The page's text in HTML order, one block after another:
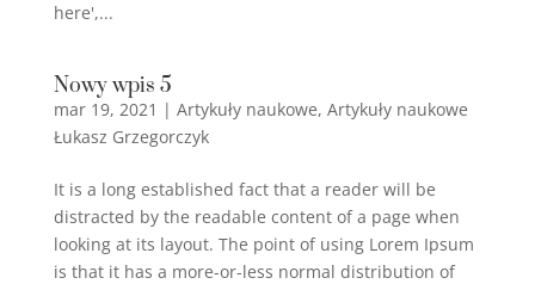
here',...
Nowy wpis 5
mar 19, 2021 | Artykuły naukowe, Artykuły naukowe
Łukasz Grzegorczyk
It is a long established fact that a reader will be
distracted by the readable content of a page when
looking at its layout. The point of using Lorem Ipsum
is that it has a more-or-less normal distribution of